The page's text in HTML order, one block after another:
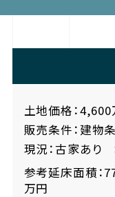
土地価格：
販売条件：建物
現況：古家あり
参考延床面積：
万円